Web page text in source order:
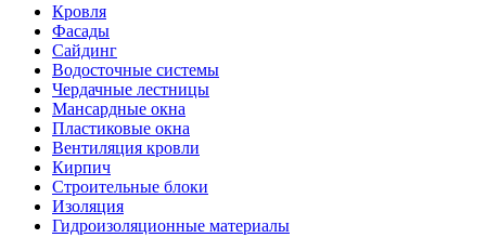
Кровля
Фасады
Сайдинг
Водосточные системы
Чердачные лестницы
Мансардные окна
Пластиковые окна
Вентиляция кровли
Кирпич
Строительные блоки
Изоляция
Гидроизоляционные материалы